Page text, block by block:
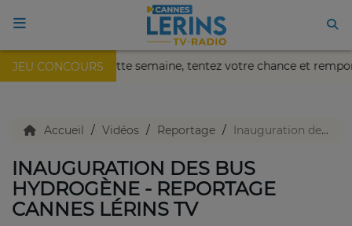
JEU CONCOURS
de Nice ! Cette semaine, tentez votre chance et
TV en direct
Replay TV
Accueil Vidéos Reportage Inauguration des bus Hydrogène - Reportage Cannes Lérins TV
INAUGURATION DES BUS
HYDROGÈNE - REPORTAGE
CANNES LÉRINS TV